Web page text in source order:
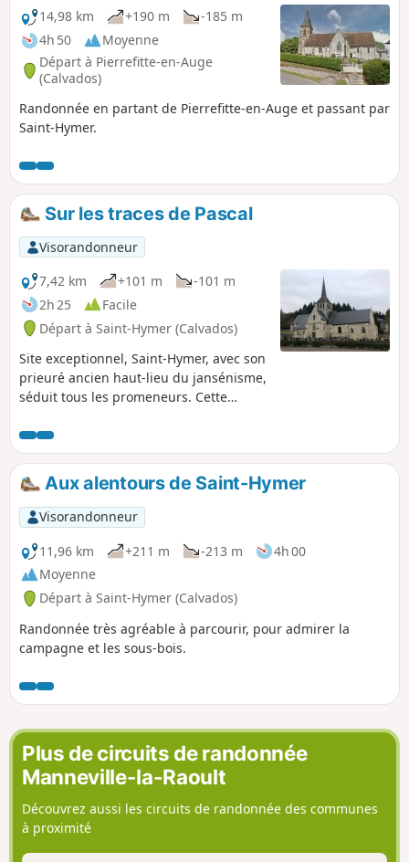
14,98 km +190 m
-185 m
4h 50
Moyenne
Départ à Pierrefitte-en-Auge
(Calvados)
Randonnée en partant de Pierrefitte-en-Auge et passant par
Saint-Hymer.
Sur les traces de Pascal
Visorandonneur
7,42 km
+101 m
-101 m
2h 25
Facile
Départ à Saint-Hymer (Calvados)
Site exceptionnel, Saint-Hymer, avec son
prieuré ancien haut-lieu du jansénisme,
séduit tous les promeneurs. Cette
verdoyant et boisé, se termine sur la
place où se tiennent l'église, le
cimetière, dans lequel repose la mère
Denis, l'auberge et le lavoir.
Aux alentours de Saint-Hymer
Visorandonneur
11,96 km
+211 m -213 m
4h 00
Moyenne
Départ à Saint-Hymer (Calvados)
Randonnée très agréable à parcourir, pour admirer la
campagne et les sous-bois.
Plus de circuits de randonnée
Manneville-la-Raoult
Découvrez aussi les circuits de randonnée des communes
à proximité